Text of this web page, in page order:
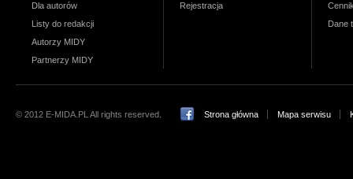
Dla autorów
Listy do redakcji
Autorzy MIDY
Partnerzy MIDY
Rejestracja
Dane
© 2012 E-MIDA.PL All rights reserved. Strona główna Mapa serwisu